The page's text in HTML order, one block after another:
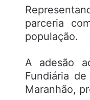
parceria
população.
A adesão
Fundiária
Maranhão,